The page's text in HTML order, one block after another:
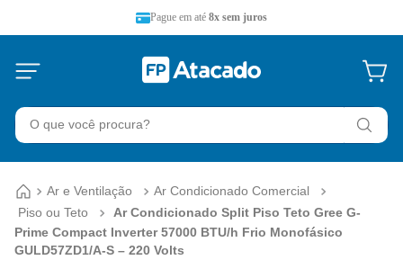
Pague em até 8x sem juros
O que você procura?
Ar e Ventilação
Ar Condicionado Comercial
Piso ou Teto
Ar Condicionado Split Piso Teto Gree G-
Prime Compact Inverter 57000 BTU/h Frio Monofásico
GULD57ZD1/A-S – 220 Volts